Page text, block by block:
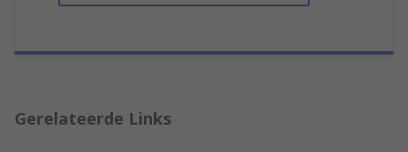
Gerelateerde Links